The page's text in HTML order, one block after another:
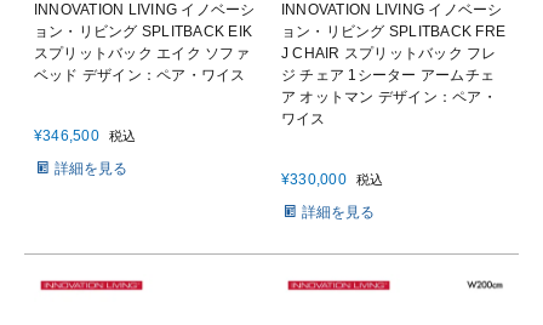
INNOVATION LIVING イノベーシ
ョン・リビング SPLITBACK EIK
スプリットバック エイク ソファ
ベッド デザイン：ペア・ワイス
¥346,500 税込
詳細を見る
INNOVATION LIVING イノベーシ
ョン・リビング SPLITBACK FRE
J CHAIR スプリットバック フレ
ジ チェア 1シーター アームチェ
ア オットマン デザイン：ペア・
ワイス
¥330,000 税込
詳細を見る